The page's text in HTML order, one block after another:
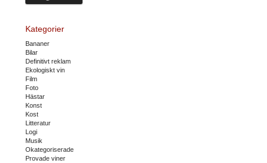
Kategorier
Bananer
Bilar
Definitivt reklam
Ekologiskt vin
Film
Foto
Hästar
Konst
Kost
Litteratur
Logi
Musik
Okategoriserade
Provade viner